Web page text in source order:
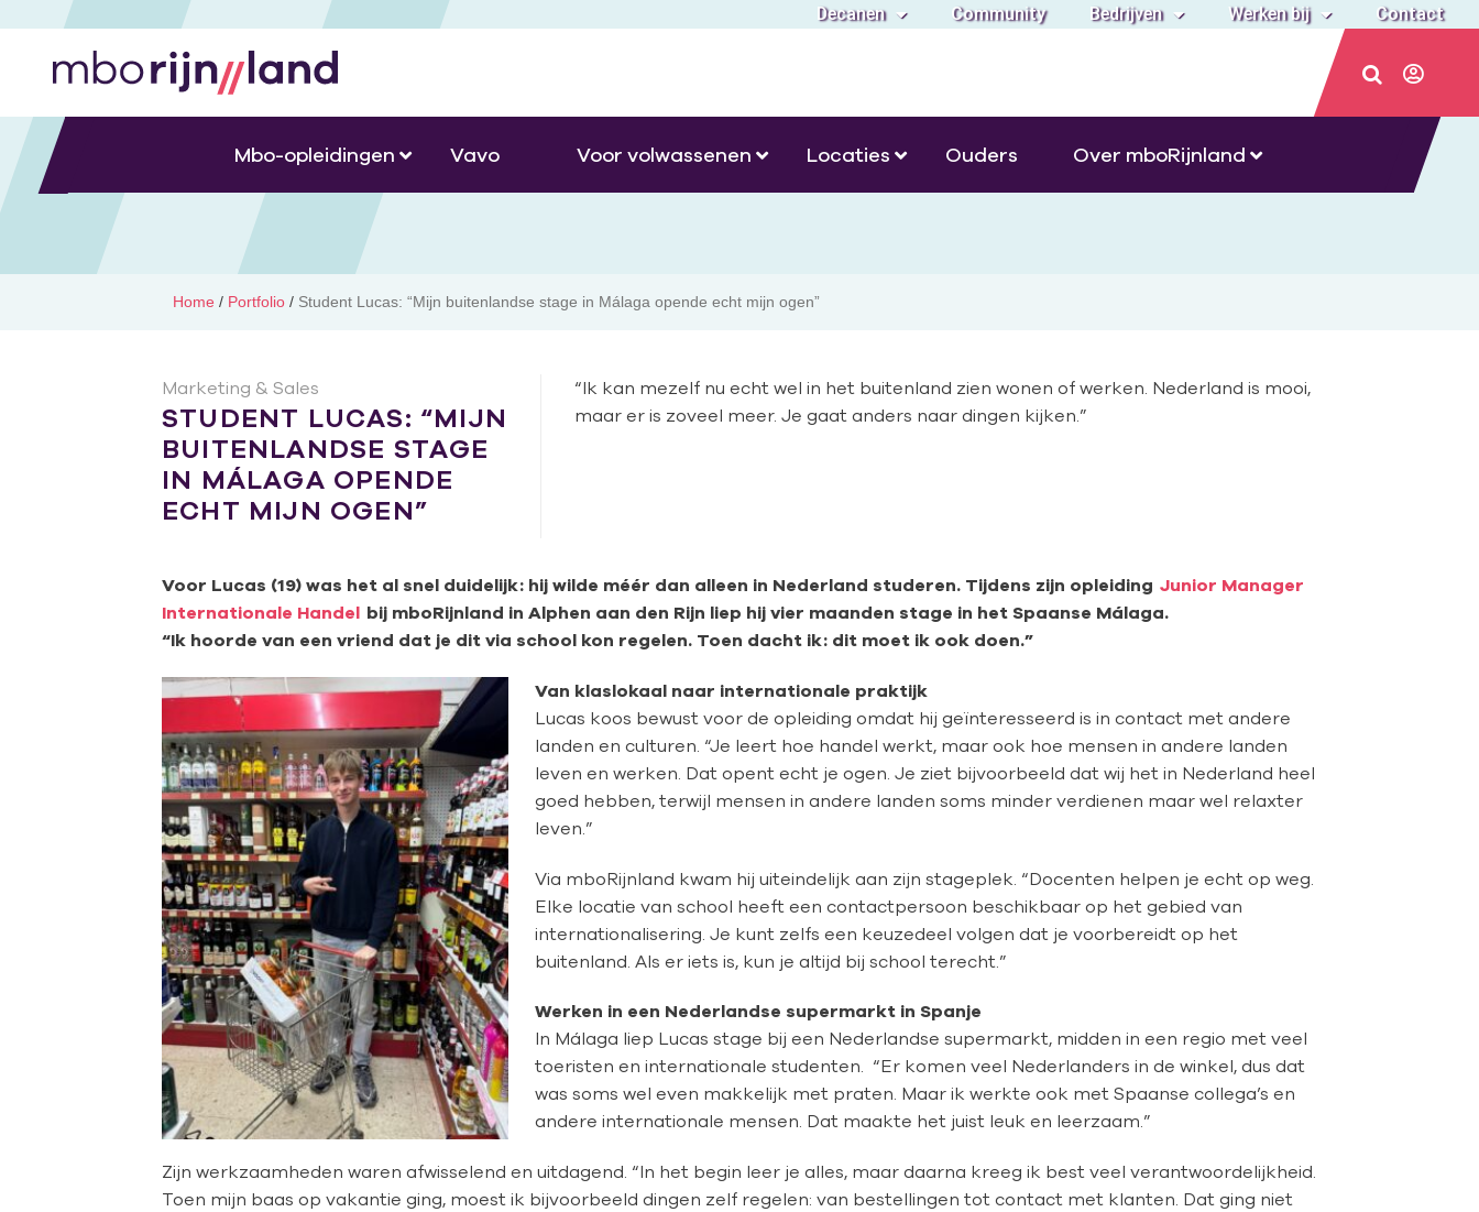
Decanen Community Bedrijven Werken bij Contact
Mbo-opleidingen Vavo Voor volwassenen Locaties Ouders Over mboRijnland
Home / Portfolio / Student Lucas: “Mijn buitenlandse stage in Málaga opende echt mijn ogen”
Marketing & Sales
STUDENT LUCAS: “MIJN
BUITENLANDSE STAGE
IN MÁLAGA OPENDE
ECHT MIJN OGEN”
“Ik kan mezelf nu echt wel in het buitenland zien wonen of werken. Nederland is mooi,
maar er is zoveel meer. Je gaat anders naar dingen kijken.”
Voor Lucas (19) was het al snel duidelijk: hij wilde méér dan alleen in Nederland studeren. Tijdens zijn opleiding Junior Manager
Internationale Handel bij mboRijnland in Alphen aan den Rijn liep hij vier maanden stage in het Spaanse Málaga.
“Ik hoorde van een vriend dat je dit via school kon regelen. Toen dacht ik: dit moet ik ook doen.”
Van klaslokaal naar internationale praktijk
Lucas koos bewust voor de opleiding omdat hij geïnteresseerd is in contact met andere
landen en culturen. “Je leert hoe handel werkt, maar ook hoe mensen in andere landen
leven en werken. Dat opent echt je ogen. Je ziet bijvoorbeeld dat wij het in Nederland heel
goed hebben, terwijl mensen in andere landen soms minder verdienen maar wel relaxter
leven.”
Via mboRijnland kwam hij uiteindelijk aan zijn stageplek. “Docenten helpen je echt op weg.
Elke locatie van school heeft een contactpersoon beschikbaar op het gebied van
internationalisering. Je kunt zelfs een keuzedeel volgen dat je voorbereidt op het
buitenland. Als er iets is, kun je altijd bij school terecht.”
Werken in een Nederlandse supermarkt in Spanje
In Málaga liep Lucas stage bij een Nederlandse supermarkt, midden in een regio met veel
toeristen en internationale studenten. “Er komen veel Nederlanders in de winkel, dus dat
was soms wel even makkelijk met praten. Maar ik werkte ook met Spaanse collega’s en
andere internationale mensen. Dat maakte het juist leuk en leerzaam.”
Zijn werkzaamheden waren afwisselend en uitdagend. “In het begin leer je alles, maar daarna kreeg ik best veel verantwoordelijkheid.
Toen mijn baas op vakantie ging, moest ik bijvoorbeeld dingen zelf regelen: van bestellingen tot contact met klanten. Dat ging niet